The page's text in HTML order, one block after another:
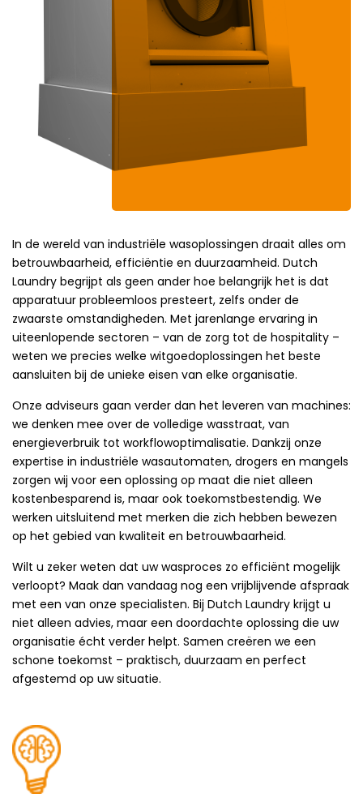
In de wereld van industriële wasoplossingen draait alles om
betrouwbaarheid, efficiëntie en duurzaamheid. Dutch
Laundry begrijpt als geen ander hoe belangrijk het is dat
apparatuur probleemloos presteert, zelfs onder de
zwaarste omstandigheden. Met jarenlange ervaring in
uiteenlopende sectoren – van de zorg tot de hospitality –
weten we precies welke witgoedoplossingen het beste
aansluiten bij de unieke eisen van elke organisatie.
Onze adviseurs gaan verder dan het leveren van machines:
we denken mee over de volledige wasstraat, van
energieverbruik tot workflowoptimalisatie. Dankzij onze
expertise in industriële wasautomaten, drogers en mangels
zorgen wij voor een oplossing op maat die niet alleen
kostenbesparend is, maar ook toekomstbestendig. We
werken uitsluitend met merken die zich hebben bewezen
op het gebied van kwaliteit en betrouwbaarheid.
Wilt u zeker weten dat uw wasproces zo efficiënt mogelijk
verloopt? Maak dan vandaag nog een vrijblijvende afspraak
met een van onze specialisten. Bij Dutch Laundry krijgt u
niet alleen advies, maar een doordachte oplossing die uw
organisatie écht verder helpt. Samen creëren we een
schone toekomst – praktisch, duurzaam en perfect
afgestemd op uw situatie.